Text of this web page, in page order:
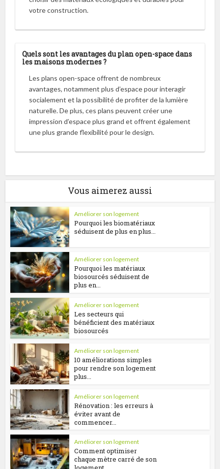
votre construction.
Quels sont les avantages du plan open-space dans
les maisons modernes ?
Les plans open-space offrent de nombreux
avantages, notamment plus d’espace pour interagir
socialement et la possibilité de profiter de la lumière
naturelle. De plus, ces plans peuvent créer une
impression d’espace plus grand et offrent également
une plus grande flexibilité pour le design.
Vous aimerez aussi
Améliorer son logement
Pourquoi les biomatériaux
séduisent de plus en plus...
Améliorer son logement
Pourquoi les matériaux
biosourcés séduisent de
plus en...
Améliorer son logement
Les secteurs qui
bénéficient des matériaux
biosourcés
Améliorer son logement
10 améliorations simples
pour rendre son logement
plus...
Améliorer son logement
Rénovation : les erreurs à
éviter avant de
commencer...
Améliorer son logement
Comment optimiser
chaque mètre carré de son